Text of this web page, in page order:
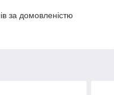
за домовленістю